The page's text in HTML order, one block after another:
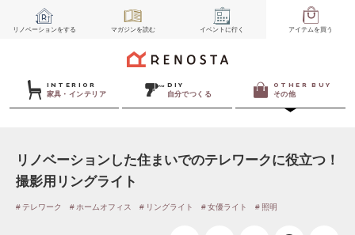
リノベーションをする マガジンを読む イベント に行く アイテムを買う
INTERIOR
家具・インテリア
DIY
自分でつくる
OTHER BUY
その他
リノベーションした住まいでのテレワークに役立つ！
撮影用リングライト
テレワーク ホームオフィス リングライト 女優ライト 照明